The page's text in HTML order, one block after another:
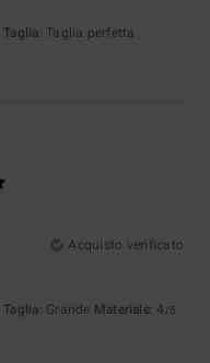
Taglia: Taglia perfetta
Acquisto verificato
Taglia: Grande Materiale: 4 /5